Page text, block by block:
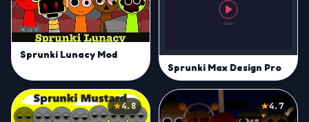
Sprunki Lunacy Mod
Sprunki Max Design Pro
4.8 4.7